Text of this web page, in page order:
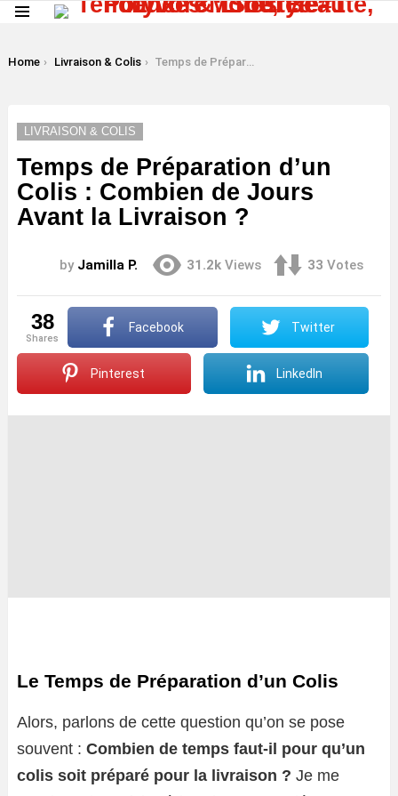
You are here:
Home Livraison & Colis Temps de Préparation d’un Colis : Combien de Jours Avant la Livraison ?
LIVRAISON & COLIS
Temps de Préparation d’un
Colis : Combien de Jours
Avant la Livraison ?
by Jamilla P. 31.2k Views 33 Votes
38
shares
Facebook Twitter
Pinterest LinkedIn
Le Temps de Préparation d’un Colis
Alors, parlons de cette question qu’on se pose
souvent : Combien de temps faut-il pour qu’un
colis soit préparé pour la livraison ? Je me